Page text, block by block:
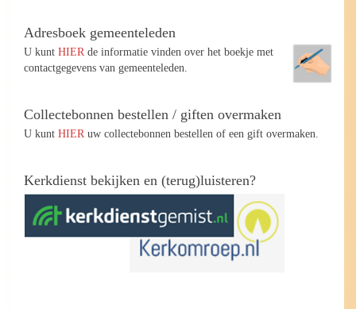
Adresboek gemeenteleden
U kunt HIERde informatie vinden over het boekje met
contactgegevens van gemeenteleden.
Collectebonnen bestellen / giften overmaken
U kunt HIERuw collectebonnen bestellen of een gift overmaken.
Kerkdienst bekijken en (terug)luisteren?